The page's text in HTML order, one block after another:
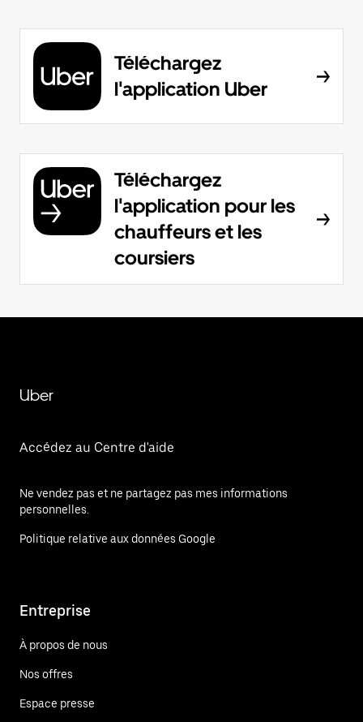
Téléchargez
l'application Uber
Téléchargez
l'application pour les
chauffeurs et les
coursiers
Uber
Accédez au Centre d'aide
Ne vendez pas et ne partagez pas mes informations
personnelles.
Politique relative aux données Google
Entreprise
À propos de nous
Nos offres
Espace presse